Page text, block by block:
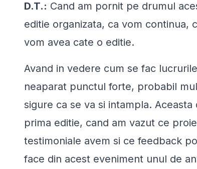
D.T.: Cand am pornit pe drumul
editie organizata, ca vom continua,
vom avea cate o editie.
Avand in vedere cum se fac
neaparat punctul forte, probabil
sigure ca se va si intampla.
prima editie, cand am vazut ce
testimoniale avem si ce feedback
face din acest eveniment unul de